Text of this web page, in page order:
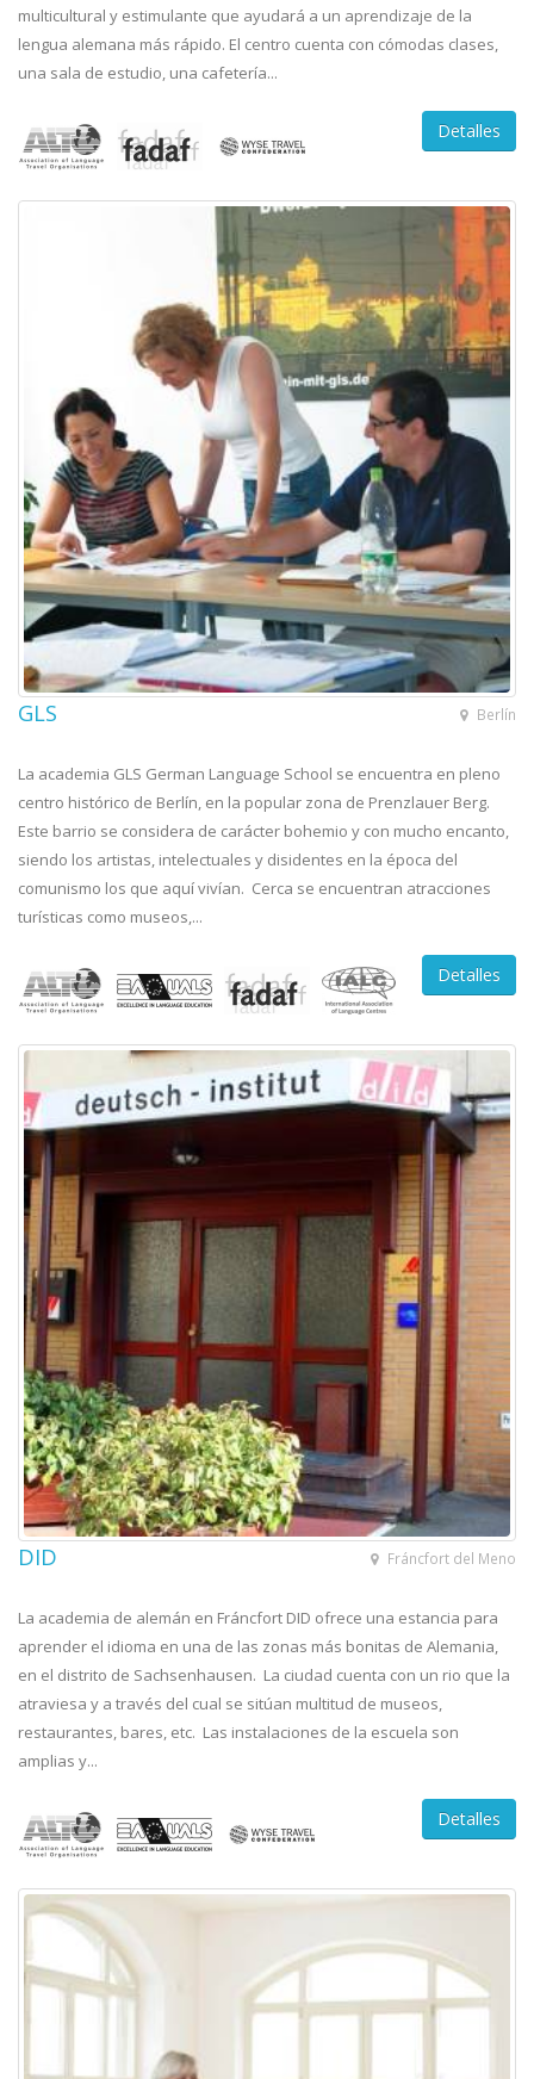
multicultural y estimulante que ayudará a un aprendizaje de la
lengua alemana más rápido. El centro cuenta con cómodas clases,
una sala de estudio, una cafetería...
Detalles
Berlín
GLS
La academia GLS German Language School se encuentra en pleno
centro histórico de Berlín, en la popular zona de Prenzlauer Berg.
Este barrio se considera de carácter bohemio y con mucho encanto,
siendo los artistas, intelectuales y disidentes en la época del
comunismo los que aquí vivían. Cerca se encuentran atracciones
turísticas como museos,...
Detalles
Fráncfort del Meno
DID
La academia de alemán en Fráncfort DID ofrece una estancia para
aprender el idioma en una de las zonas más bonitas de Alemania,
en el distrito de Sachsenhausen. La ciudad cuenta con un rio que la
atraviesa y a través del cual se sitúan multitud de museos,
restaurantes, bares, etc. Las instalaciones de la escuela son
amplias y...
Detalles